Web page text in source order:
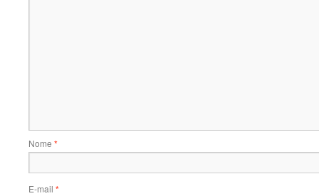
Nome *
E-mail *